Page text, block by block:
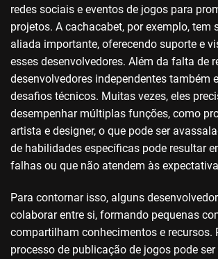
redes sociais e eventos de jogos para
projetos. A cachacabet, por exemplo, tem
aliada importante, oferecendo suporte e
esses desenvolvedores. Além da falta de
desenvolvedores independentes também
desafios técnicos. Muitas vezes, eles
desempenhar múltiplas funções, como
artista e designer, o que pode ser
de habilidades específicas pode resultar
falhas ou que não atendem às
Para contornar isso, alguns
colaborar entre si, formando pequenas
compartilham conhecimentos e recursos.
processo de publicação de jogos pode